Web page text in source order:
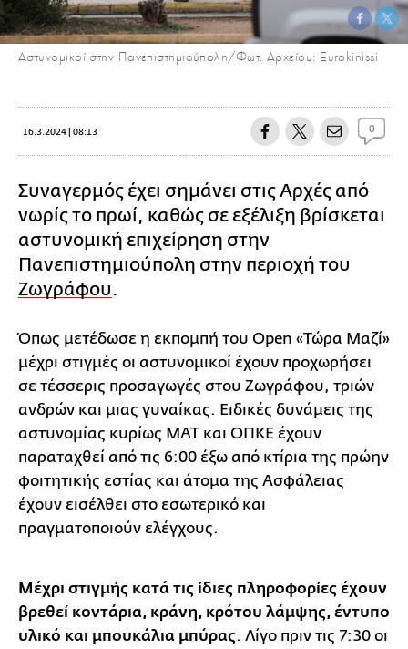
Αστυνομικοί στην Πανεπιστημιούπολη/Φωτ. Αρχείου: Eurokinissi
16.3.2024 | 08:13 0
Συναγερμός έχει σημάνει στις Αρχές από
νωρίς το πρωί, καθώς σε εξέλιξη βρίσκεται
αστυνομική επιχείρηση στην
Πανεπιστημιούπολη στην περιοχή του
Ζωγράφου.
Όπως μετέδωσε η εκπομπή του Open «Τώρα Μαζί»
μέχρι στιγμές οι αστυνομικοί έχουν προχωρήσει
σε τέσσερις προσαγωγές στου Ζωγράφου, τριών
ανδρών και μιας γυναίκας. Ειδικές δυνάμεις της
αστυνομίας κυρίως ΜΑΤ και ΟΠΚΕ έχουν
παραταχθεί από τις 6:00 έξω από κτίρια της πρώην
φοιτητικής εστίας και άτομα της Ασφάλειας
έχουν εισέλθει στο εσωτερικό και
πραγματοποιούν ελέγχους.
Μέχρι στιγμής κατά τις ίδιες πληροφορίες έχουν
βρεθεί κοντάρια, κράνη, κρότου λάμψης, έντυπο
υλικό και μπουκάλια μπύρας. Λίγο πριν τις 7:30 οι